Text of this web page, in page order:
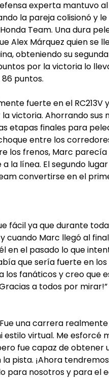
experta mantuvo
la pareja colisionó y
Team. Una dura
Alex Márquez quien se
obteniendo su
por la victoria lo
puntos.
fuerte en el RC213V
victoria. Ahorrando sus
etapas finales para
entre los
los frenos, Marc
la línea. El segundo
convertirse en el
fácil ya que durante
cuando Marc llegó al
en el pasado lo que
que sería fuerte en los
fanáticos y creo que
a todos por mirar!”
una carrera
virtual. Me esforcé
fue capaz de obtener
pista. ¡Ahora
para nosotros y para el